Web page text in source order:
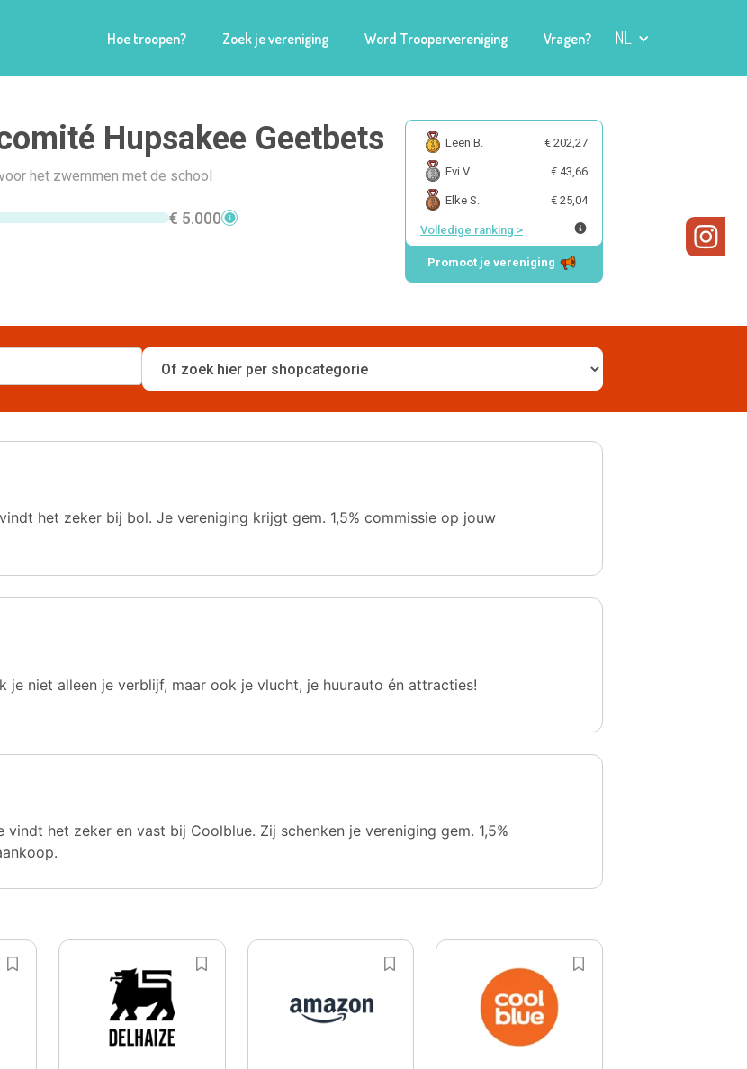
Hoe troopen? Zoek je vereniging Word Troopervereniging Vragen? NL
Hupsakee Geetbets
het zwemmen met de school
€ 5.000
Leen B. € 202,27
Evi V. € 43,66
Elke S. € 25,04
Volledige ranking >
Promoot je vereniging
het zeker bij bol. Je vereniging krijgt gem. 1,5% commissie op jouw
je niet alleen je verblijf, maar ook je vlucht, je huurauto én attracties!
vindt het zeker en vast bij Coolblue. Zij schenken je vereniging gem. 1,5%